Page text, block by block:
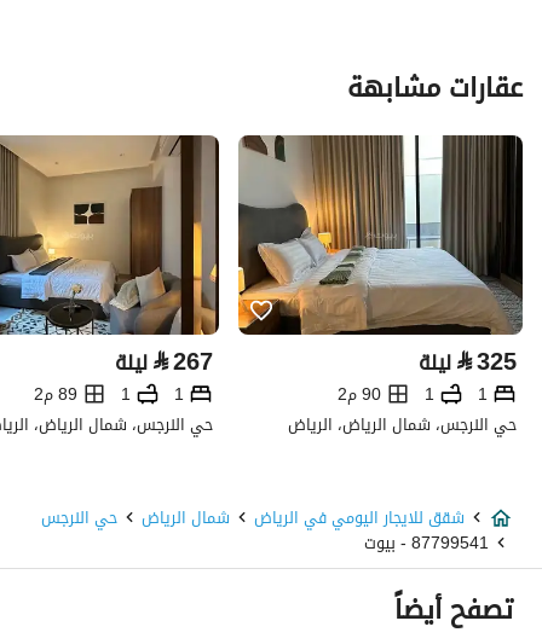
عقارات مشابهة
⃁325 ليلة
1
1
90 م2
حي النرجس، شمال الرياض، الرياض
⃁267 ليلة
1
1
89 م2
حي النرجس، شمال الرياض،
شقق للايجار اليومي في الرياض شمال الرياض حي النرجس
87799541 - بيوت
تصفح أيضاً